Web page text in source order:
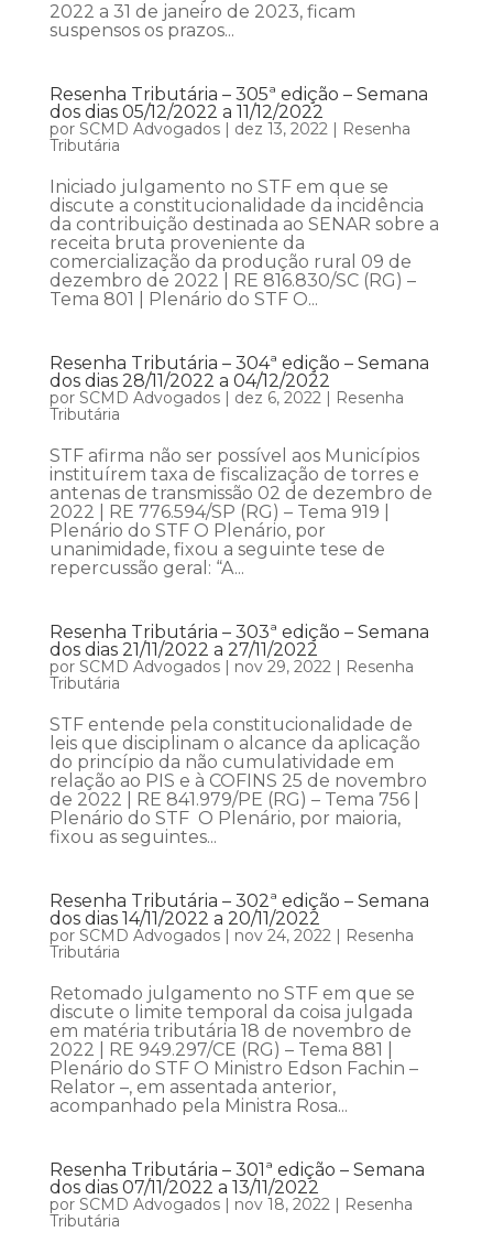
2022 a 31 de janeiro de 2023, ficam
suspensos os prazos...
Resenha Tributária – 305ª edição – Semana
dos dias 05/12/2022 a 11/12/2022
por SCMD Advogados| dez 13, 2022| Resenha
Tributária
Iniciado julgamento no STF em que se
discute a constitucionalidade da incidência
da contribuição destinada ao SENAR sobre a
receita bruta proveniente da
comercialização da produção rural 09 de
dezembro de 2022 | RE 816.830/SC (RG) –
Tema 801 | Plenário do STF O...
Resenha Tributária – 304ª edição – Semana
dos dias 28/11/2022 a 04/12/2022
por SCMD Advogados| dez 6, 2022| Resenha
Tributária
STF afirma não ser possível aos Municípios
instituírem taxa de fiscalização de torres e
antenas de transmissão 02 de dezembro de
2022 | RE 776.594/SP (RG) – Tema 919 |
Plenário do STF O Plenário, por
unanimidade, fixou a seguinte tese de
repercussão geral: “A...
Resenha Tributária – 303ª edição – Semana
dos dias 21/11/2022 a 27/11/2022
por SCMD Advogados| nov 29, 2022| Resenha
Tributária
STF entende pela constitucionalidade de
leis que disciplinam o alcance da aplicação
do princípio da não cumulatividade em
relação ao PIS e à COFINS 25 de novembro
de 2022 | RE 841.979/PE (RG) – Tema 756 |
Plenário do STF O Plenário, por maioria,
fixou as seguintes...
Resenha Tributária – 302ª edição – Semana
dos dias 14/11/2022 a 20/11/2022
por SCMD Advogados| nov 24, 2022| Resenha
Tributária
Retomado julgamento no STF em que se
discute o limite temporal da coisa julgada
em matéria tributária 18 de novembro de
2022 | RE 949.297/CE (RG) – Tema 881 |
Plenário do STF O Ministro Edson Fachin –
Relator –, em assentada anterior,
acompanhado pela Ministra Rosa...
Resenha Tributária – 301ª edição – Semana
dos dias 07/11/2022 a 13/11/2022
por SCMD Advogados| nov 18, 2022| Resenha
Tributária